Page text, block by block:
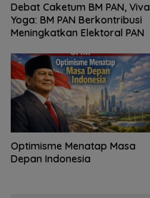
Debat Caketum BM PAN, Viva
Yoga: BM PAN Berkontribusi
Meningkatkan Elektoral PAN
Optimisme Menatap Masa
Depan Indonesia